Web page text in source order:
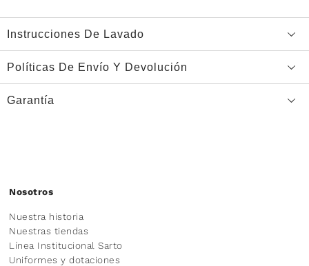
Instrucciones De Lavado
Políticas De Envío Y Devolución
Garantía
Nosotros
Nuestra historia
Nuestras tiendas
Línea Institucional Sarto
Uniformes y dotaciones